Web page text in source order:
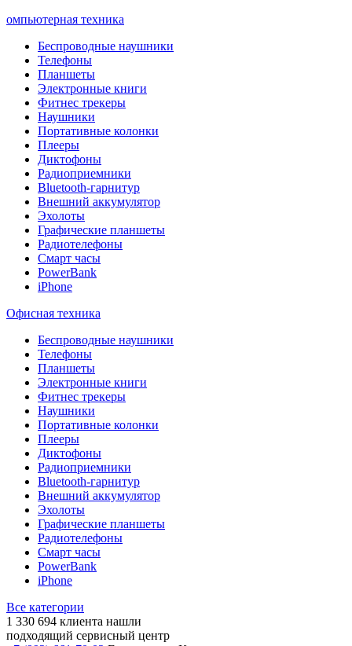
омпьютерная техника
Беспроводные наушники
Телефоны
Планшеты
Электронные книги
Фитнес трекеры
Наушники
Портативные колонки
Плееры
Диктофоны
Радиоприемники
Bluetooth-гарнитур
Внешний аккумулятор
Эхолоты
Графические планшеты
Радиотелефоны
Смарт часы
PowerBank
iPhone
Офисная техника
Беспроводные наушники
Телефоны
Планшеты
Электронные книги
Фитнес трекеры
Наушники
Портативные колонки
Плееры
Диктофоны
Радиоприемники
Bluetooth-гарнитур
Внешний аккумулятор
Эхолоты
Графические планшеты
Радиотелефоны
Смарт часы
PowerBank
iPhone
Все категории
1 330 694 клиента нашли
подходящий сервисный центр